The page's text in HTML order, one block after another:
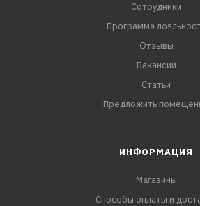
Сотрудники
Программа
Отзывы
Вакансии
Статьи
Предложить
ИНФОРМАЦИЯ
Магазины
Способы оплаты и